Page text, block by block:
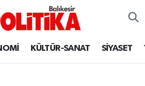
KÜLTÜR-SANAT SİYASET
Durumu